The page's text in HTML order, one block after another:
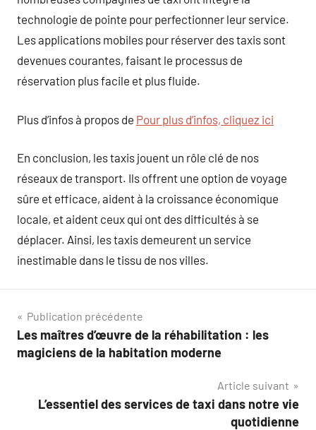
technologie de pointe pour perfectionner leur service.
Les applications mobiles pour réserver des taxis sont
devenues courantes, faisant le processus de
réservation plus facile et plus fluide.
Plus d’infos à propos de Pour plus d’infos, cliquez ici
En conclusion, les taxis jouent un rôle clé de nos
réseaux de transport. Ils offrent une option de voyage
sûre et efficace, aident à la croissance économique
locale, et aident ceux qui ont des difficultés à se
déplacer. Ainsi, les taxis demeurent un service
inestimable dans le tissu de nos villes.
Navigation
de
Publication précédente
Les maîtres d’œuvre de la réhabilitation : les
magiciens de la habitation moderne
Article suivant
L’essentiel des services de taxi dans notre vie
quotidienne